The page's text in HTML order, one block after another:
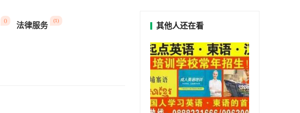
()
法律服务
(1)
其他人还在看